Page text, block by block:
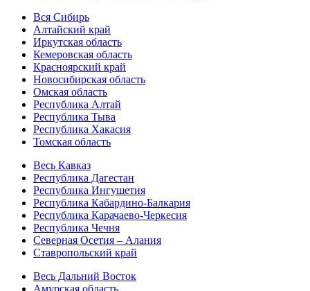
Вся Сибирь
Алтайский край
Иркутская область
Кемеровская область
Красноярский край
Новосибирская область
Омская область
Республика Алтай
Республика Тыва
Республика Хакасия
Томская область
Весь Кавказ
Республика Дагестан
Республика Ингушетия
Республика Кабардино-Балкария
Республика Карачаево-Черкесия
Республика Чечня
Северная Осетия – Алания
Ставропольский край
Весь Дальний Восток
Амурская область